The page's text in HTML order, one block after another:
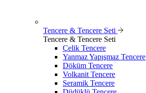
Tencere & Tencere Seti
Tencere & Tencere Seti
Çelik Tencere
Yanmaz Yapışmaz Tencere
Döküm Tencere
Volkanit Tencere
Seramik Tencere